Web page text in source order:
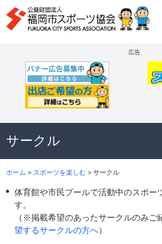
広告
サークル
ホーム > スポーツを楽しむ > サークル
体育館や市民プールで活動中のスポー
す。
（※掲載希望のあったサークルのみご
望するサークルの方へ）